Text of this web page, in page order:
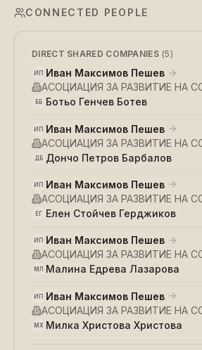
CONNECTED PEOPLE
DIRECT SHARED COMPANIES (5)
ИП Иван Максимов Пешев
АСОЦИАЦИЯ ЗА РАЗВИТИЕ НА
ББ Ботьо Генчев Ботев
ИП Иван Максимов Пешев
АСОЦИАЦИЯ ЗА РАЗВИТИЕ НА
ДБ Дончо Петров Барбалов
ИП Иван Максимов Пешев
АСОЦИАЦИЯ ЗА РАЗВИТИЕ НА
ЕГ Елен Стойчев Герджиков
ИП Иван Максимов Пешев
АСОЦИАЦИЯ ЗА РАЗВИТИЕ НА
МЛ Малина Едрева Лазарова
ИП Иван Максимов Пешев
АСОЦИАЦИЯ ЗА РАЗВИТИЕ НА
МХ Милка Христова Христова